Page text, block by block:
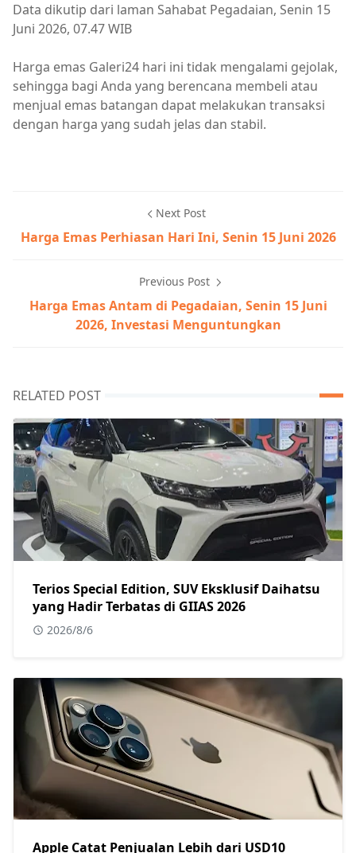
Data dikutip dari laman Sahabat Pegadaian, Senin 15
Juni 2026, 07.47 WIB
Harga emas Galeri24 hari ini tidak mengalami gejolak,
sehingga bagi Anda yang berencana membeli atau
menjual emas batangan dapat melakukan transaksi
dengan harga yang sudah jelas dan stabil.
Next Post
Harga Emas Perhiasan Hari Ini, Senin 15 Juni 2026
Previous Post
Harga Emas Antam di Pegadaian, Senin 15 Juni
2026, Investasi Menguntungkan
RELATED POST
Terios Special Edition, SUV Eksklusif Daihatsu
yang Hadir Terbatas di GIIAS 2026
2026/8/6
Apple Catat Penjualan Lebih dari USD10